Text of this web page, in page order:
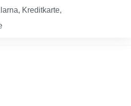
Kreditkarte,